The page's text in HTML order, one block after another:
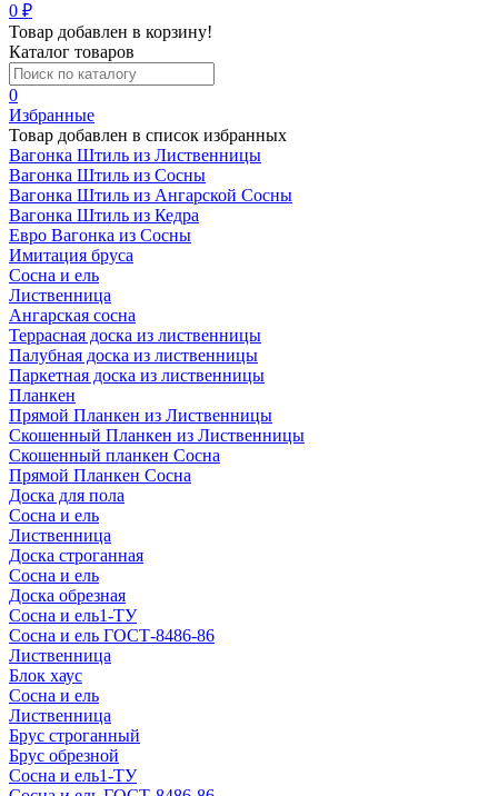
0 ₽
Товар добавлен в корзину!
Каталог товаров
0
Избранные
Товар добавлен в список избранных
Вагонка Штиль из Лиственницы
Вагонка Штиль из Сосны
Вагонка Штиль из Ангарской Сосны
Вагонка Штиль из Кедра
Евро Вагонка из Сосны
Имитация бруса
Сосна и ель
Лиственница
Ангарская сосна
Террасная доска из лиственницы
Палубная доска из лиственницы
Паркетная доска из лиственницы
Планкен
Прямой Планкен из Лиственницы
Скошенный Планкен из Лиственницы
Скошенный планкен Сосна
Прямой Планкен Сосна
Доска для пола
Сосна и ель
Лиственница
Доска строганная
Сосна и ель
Доска обрезная
Сосна и ель1-ТУ
Сосна и ель ГОСТ-8486-86
Лиственница
Блок хаус
Сосна и ель
Лиственница
Брус строганный
Брус обрезной
Сосна и ель1-ТУ